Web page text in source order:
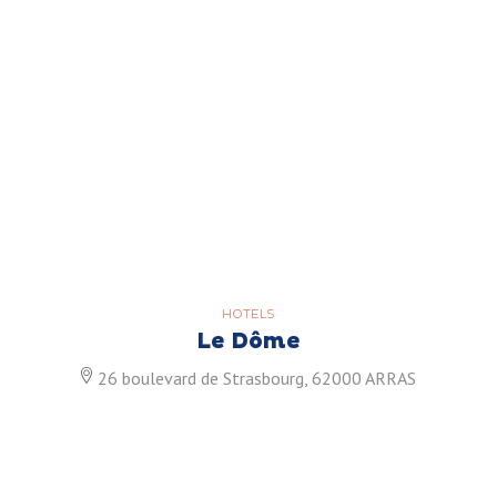
HOTELS
Le Dôme
26 boulevard de Strasbourg, 62000 ARRAS